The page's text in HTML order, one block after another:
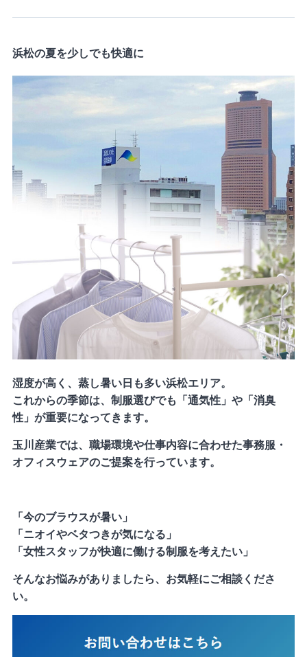
浜松の夏を少しでも快適に
湿度が高く、蒸し暑い日も多い浜松エリア。
これからの季節は、制服選びでも「通気性」や「消臭
性」が重要になってきます。
玉川産業では、職場環境や仕事内容に合わせた事務服・
オフィスウェアのご提案を行っています。
「今のブラウスが暑い」
「ニオイやベタつきが気になる」
「女性スタッフが快適に働ける制服を考えたい」
そんなお悩みがありましたら、お気軽にご相談くださ
い。